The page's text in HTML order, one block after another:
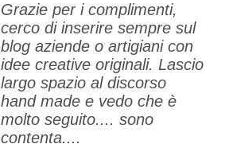
Grazie per i complimenti,
cerco di inserire sempre sul
blog aziende o artigiani con
idee creative originali. Lascio
largo spazio al discorso
hand made e vedo che è
molto seguito.... sono
contenta....